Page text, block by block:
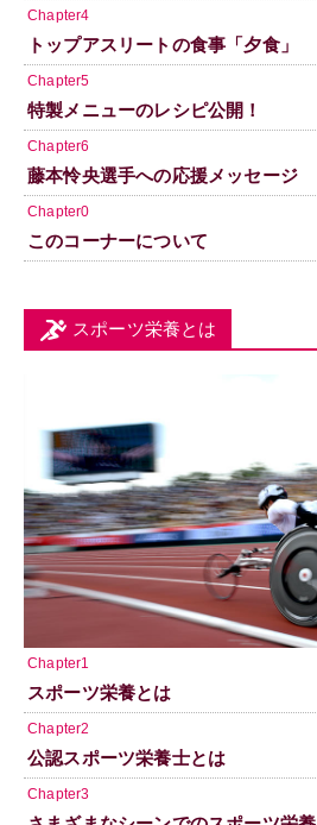
Chapter4
トップアスリートの食事「夕食」
Chapter5
特製メニューのレシピ公開！
Chapter6
藤本怜央選手への応援メッセージ
Chapter0
このコーナーについて
スポーツ栄養とは
Chapter1
スポーツ栄養とは
Chapter2
公認スポーツ栄養士とは
Chapter3